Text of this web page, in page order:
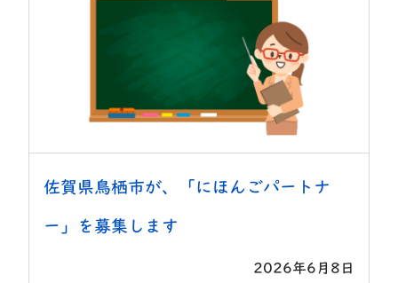
佐賀県鳥栖市が、「にほんごパートナ
ー」を募集します
2026年6月8日